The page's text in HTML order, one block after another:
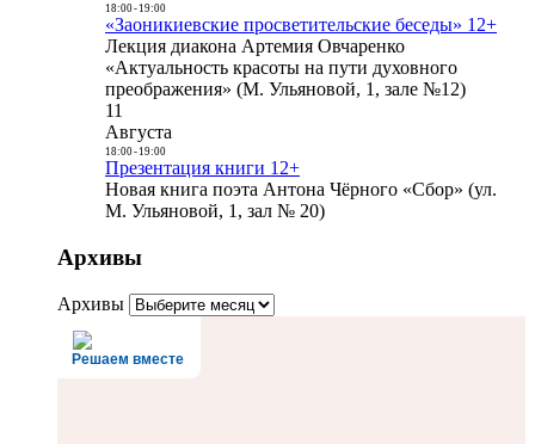
18:00- 19:00
«Заоникиевские просветительские беседы» 12+
Лекция диакона Артемия Овчаренко
«Актуальность красоты на пути духовного
преображения» (М. Ульяновой, 1, зале №12)
11
Августа
18:00- 19:00
Презентация книги 12+
Новая книга поэта Антона Чёрного «Сбор» (ул.
М. Ульяновой, 1, зал № 20)
Архивы
Архивы
Решаем вместе